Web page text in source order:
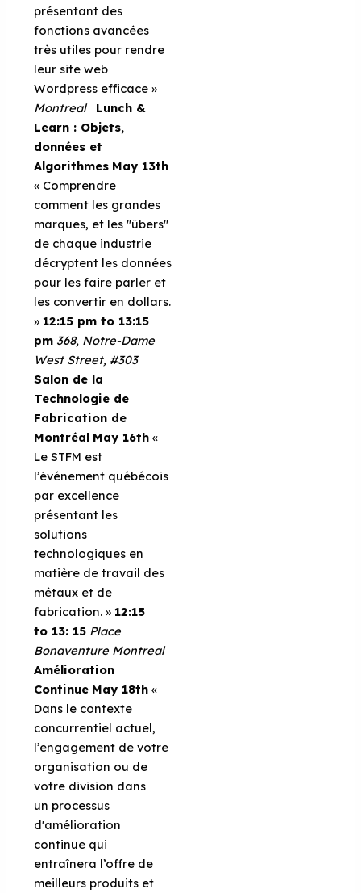
présentant des
fonctions avancées
très utiles pour rendre
leur site web
Wordpress efficace »
Montreal
Lunch &
Learn : Objets,
données et
Algorithmes May 13th
« Comprendre
comment les grandes
marques, et les "übers"
de chaque industrie
décryptent les données
pour les faire parler et
les convertir en dollars.
»12:15 pm to 13:15
pm 368, Notre-Dame
West Street, #303
Salon de la
Technologie de
Fabrication de
Montréal May 16th «
Le STFM est
l’événement québécois
par excellence
présentant les
solutions
technologiques en
matière de travail des
métaux et de
fabrication. » 12:15
to 13: 15 Place
Bonaventure Montreal
Amélioration
Continue May 18th «
Dans le contexte
concurrentiel actuel,
l’engagement de votre
organisation ou de
votre division dans
un processus
d'amélioration
continue qui
entraînera l’offre de
meilleurs produits et